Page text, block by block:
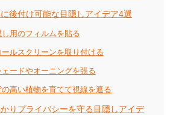
後付け可能な目隠しアイデア4選
用のフィルムを貼る
ルスクリーンを取り付ける
ードやオーニングを張る
高い植物を育てて視線を遮る
かりプライバシーを守る目隠しアイデ